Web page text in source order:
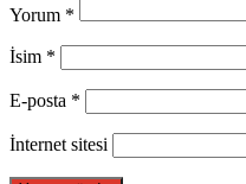
Yorum *
İsim *
E-posta *
İnternet sitesi